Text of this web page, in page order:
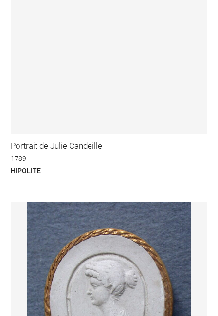
Portrait de Julie Candeille
1789
HIPOLITE